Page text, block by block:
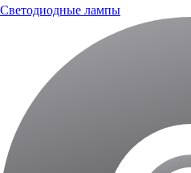
Светодиодные лампы